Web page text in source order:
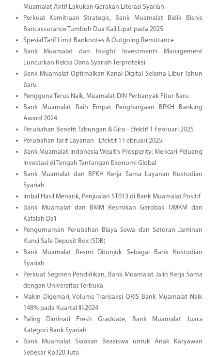
Muamalat Aktif Lakukan Gerakan Literasi Syariah
Perkuat Kemitraan Strategis, Bank Muamalat Bidik Bisnis
Bancassurance Tumbuh Dua Kali Lipat pada 2025
Spesial Tarif Limit Banknotes & Outgoing Remittance
Bank Muamalat dan Insight Investments Management
Luncurkan Reksa Dana Syariah Terproteksi
Bank Muamalat Optimalkan Kanal Digital Selama Libur Tahun
Baru
Pengguna Terus Naik, Muamalat DIN Perbanyak Fitur Baru
Bank Muamalat Raih Empat Penghargaan BPKH Banking
Award 2024
Perubahan Benefit Tabungan & Giro - Efektif 1 Februari 2025
Perubahan Tarif Layanan - Efektif 1 Februari 2025
Bank Muamalat Indonesia Wealth Prosperity: Mencari Peluang
Investasi di Tengah Tantangan Ekonomi Global
Bank Muamalat dan BPKH Kerja Sama Layanan Kustodian
Syariah
Imbal Hasil Menarik, Penjualan ST013 di Bank Muamalat Positif
Bank Muamalat dan BMM Resmikan Gerobak UMKM dan
Kafalah Da’i
Pengumuman Perubahan Biaya Sewa dan Setoran Jaminan
Kunci Safe Deposit Box (SDB)
Bank Muamalat Resmi Ditunjuk Sebagai Bank Kustodian
Syariah
Perkuat Segmen Pendidikan, Bank Muamalat Jalin Kerja Sama
dengan Universitas Terbuka
Makin Digemari, Volume Transaksi QRIS Bank Muamalat Naik
148% pada Kuartal III-2024
Paling Diminati Fresh Graduate, Bank Muamalat Juara
Kategori Bank Syariah
Bank Muamalat Siapkan Beasiswa untuk Anak Karyawan
Sebesar Rp320 Juta